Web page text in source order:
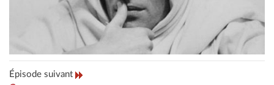
Épisode suivant